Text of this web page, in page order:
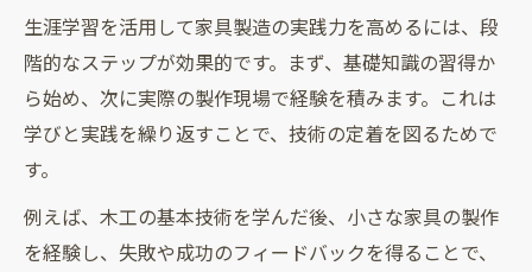
生涯学習を活用して家具製造の実践力を高めるには、段
階的なステップが効果的です。まず、基礎知識の習得か
ら始め、次に実際の製作現場で経験を積みます。これは
学びと実践を繰り返すことで、技術の定着を図るためで
す。
例えば、木工の基本技術を学んだ後、小さな家具の製作
を経験し、失敗や成功のフィードバックを得ることで、